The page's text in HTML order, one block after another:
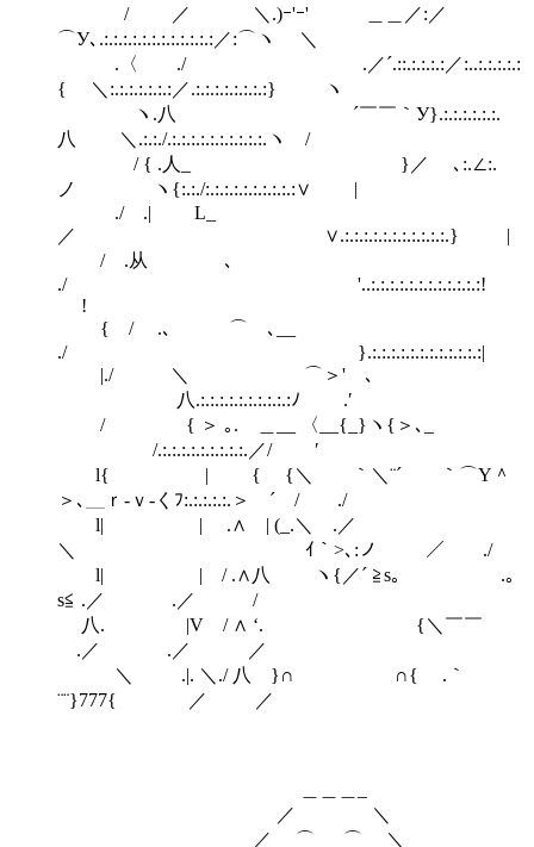
/ ／ ＼.)ｰ'ｰ' ＿＿／:／
⌒У､.:.:.:.:.:.:.:.:.:.:.:.:／:⌒ヽ ＼
.〈 ./ .／´.::.:.:.:.:／:..:.:.:.:.:
{ ＼:.:.:.:.:.:.:／.:.:.:.:.:.:.:.:} ヽ
ヽ.八 ´￣￣｀У}.:.:.:.:.:.:.
八 ＼.:.:./.:.:.:.:.:.:.:.:.:.:.ヽ /
/ { .人_ }／ ゝ､:.∠:.
ノ ヽ{:.:./:.:.:.:.:.:.:.:.:.:∨ |
./ .| L_
／ ∨.:.:.:.:.:.:.:.:.:.:.:.} |
/ .从 ゝ､
./ '..:.:.:.:.:.:.:.:.:.:.:.:!
!
{ / .､ ⌒ゝ､__
./ }.:.:.:.:.:.:.:.:.:.:.:.:|
|./ ＼ ⌒＞'ゝ､
八.:.:.:.:.:.:.:.:.:.:ﾉ .′
/ { ＞ ｡. ＿__ 〈__{_}ヽ{＞､_
/.:.:.:.:.:.:.:.:.:.／/ ′
l{ | { {＼ ｀＼¨´ ｀⌒Y＾
＞､＿ｒ‐ｖ‐くﾌ:.:.:.:.:.＞ ´ / ./
l| | .∧ | (_.＼ .／
＼ ｲ｀>､:ノ ／ ./
l| | / .∧八 ヽ{／´ ≧s｡ .｡
s≦ .／ .／ /
八. |V / ∧ ‘. {＼￣￣
.／ .／ ／
＼ .|. ＼./ 八 }∩ ∩{ .｀
¨¨}777{ ／ ／
／ ＼
／ ⌒ ⌒ ＼